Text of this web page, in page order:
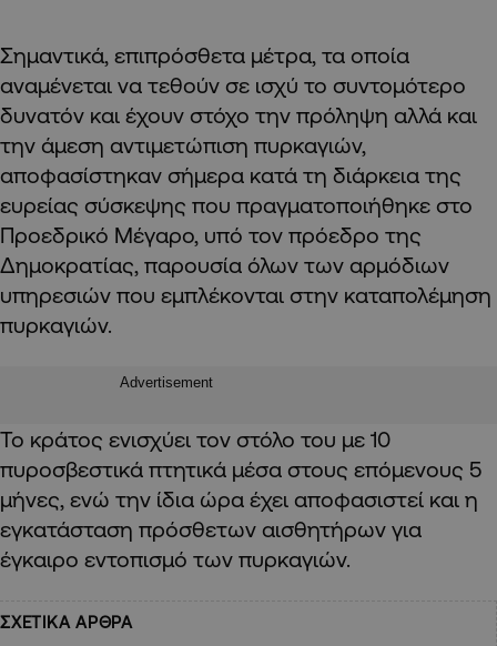
Σημαντικά, επιπρόσθετα μέτρα, τα οποία
αναμένεται να τεθούν σε ισχύ το συντομότερο
δυνατόν και έχουν στόχο την πρόληψη αλλά και
την άμεση αντιμετώπιση πυρκαγιών,
αποφασίστηκαν σήμερα κατά τη διάρκεια της
ευρείας σύσκεψης που πραγματοποιήθηκε στο
Προεδρικό Μέγαρο, υπό τον πρόεδρο της
Δημοκρατίας, παρουσία όλων των αρμόδιων
υπηρεσιών που εμπλέκονται στην καταπολέμηση
πυρκαγιών.
Advertisement
Το κράτος ενισχύει τον στόλο του με 10
πυροσβεστικά πτητικά μέσα στους επόμενους 5
μήνες, ενώ την ίδια ώρα έχει αποφασιστεί και η
εγκατάσταση πρόσθετων αισθητήρων για
έγκαιρο εντοπισμό των πυρκαγιών.
ΣΧΕΤΙΚΑ ΑΡΘΡΑ